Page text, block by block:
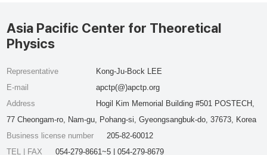
Asia Pacific Center for Theoretical
Physics
Representative
Kong-Ju-Bock LEE
E-mail
apctp(@)apctp.org
Address
Hogil Kim Memorial Building #501 POSTECH,
77 Cheongam-ro, Nam-gu, Pohang-si, Gyeongsangbuk-do, 37673, Korea
Business license number
205-82-60012
TEL | FAX
054-279-8661~5 | 054-279-8679